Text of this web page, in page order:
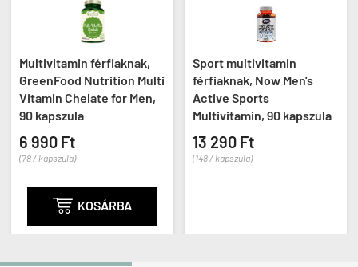
Multivitamin férfiaknak,
GreenFood Nutrition Multi
Vitamin Chelate for Men,
90 kapszula
6 990 Ft
(78 / kapszula)
 KOSÁRBA
Sport multivitamin
férfiaknak, Now Men's
Active Sports
Multivitamin, 90 kapszula
13 290 Ft
(148 / kapszula)